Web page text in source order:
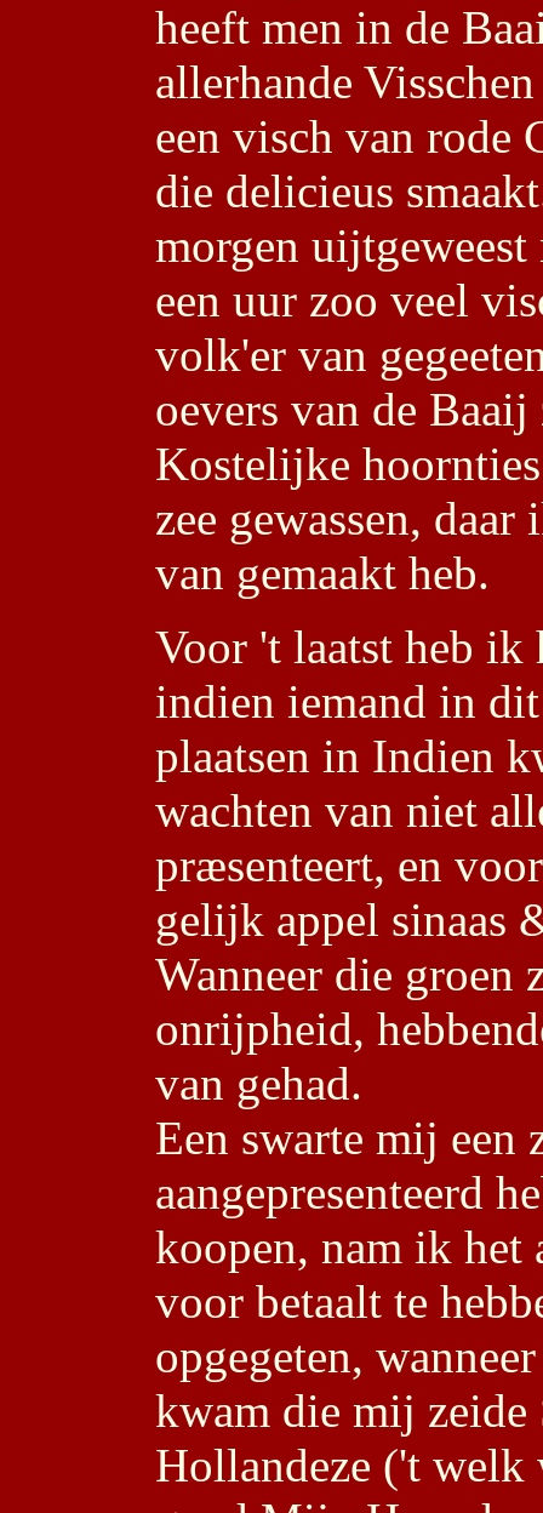
heeft men in de
allerhande
een visch van rode
die delicieus
morgen
een uur zoo veel
volk'er van
oevers van de
Kostelijke
zee gewassen,
van gemaakt heb.
Voor 't laatst heb ik
indien iemand in
plaatsen in Indien
wachten van niet
præsenteert, en
gelijk appel sinaas
Wanneer die groen
onrijpheid,
van gehad.
Een swarte mij een
aangepresenteerd
koopen, nam ik het
voor betaalt te
opgegeten,
kwam die mij zeide
Hollandeze ('t welk